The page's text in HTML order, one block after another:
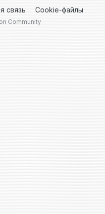
связь Cookie-файлы
Community